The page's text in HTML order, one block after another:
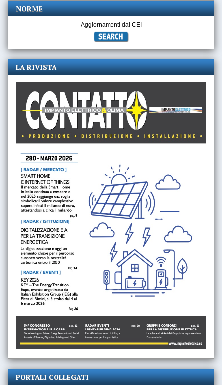
NORME
Aggiornamenti dal CEI
LA RIVISTA
PORTALI COLLEGATI